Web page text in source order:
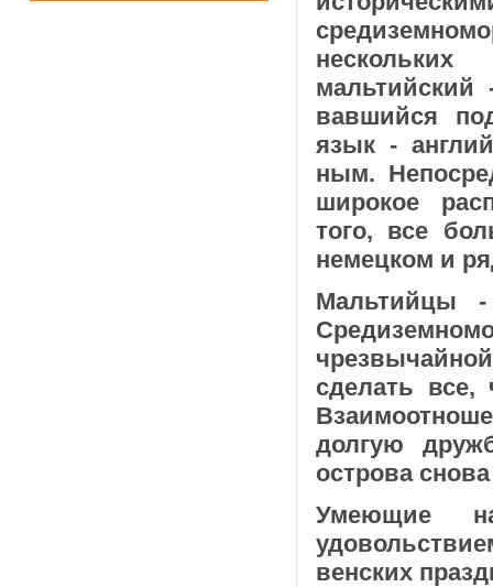
вавшийся
язык -
ным.
широкое
того, все
немецком и
Мальтийцы
сделать все,
долгую
острова
Умеющие
венских